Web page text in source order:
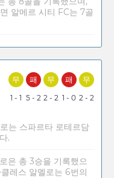
알메르 시티 FC는 7골
무
1 - 1
패
5 - 2
무
2 - 2
패
1 - 0
무
2 - 2
는 스파르타 로테르담
.
은 총 3승을 기록했으
레스 알멜로는 6번의